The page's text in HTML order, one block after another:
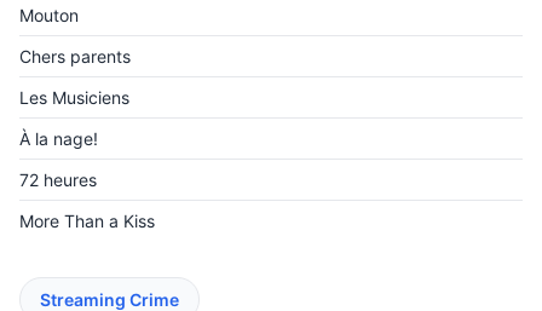
Mouton
Chers parents
Les Musiciens
À la nage!
72 heures
More Than a Kiss
Streaming Crime